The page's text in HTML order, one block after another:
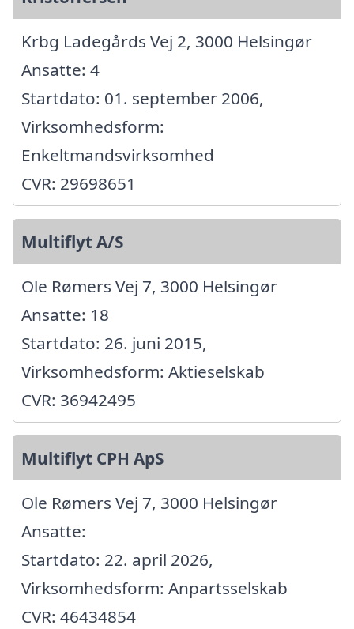
Krbg Ladegårds Vej 2, 3000 Helsingør
Ansatte: 4
Startdato: 01. september 2006,
Virksomhedsform:
Enkeltmandsvirksomhed
CVR: 29698651
Multiflyt A/S
Ole Rømers Vej 7, 3000 Helsingør
Ansatte: 18
Startdato: 26. juni 2015,
Virksomhedsform: Aktieselskab
CVR: 36942495
Multiflyt CPH ApS
Ole Rømers Vej 7, 3000 Helsingør
Ansatte:
Startdato: 22. april 2026,
Virksomhedsform: Anpartsselskab
CVR: 46434854